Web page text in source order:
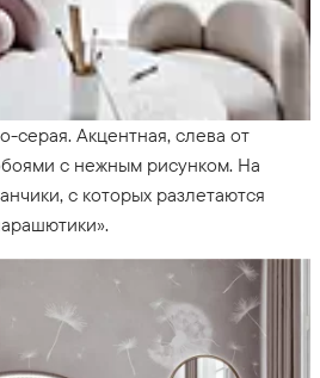
серая. Акцентная, слева от
с нежным рисунком. На
с которых разлетаются